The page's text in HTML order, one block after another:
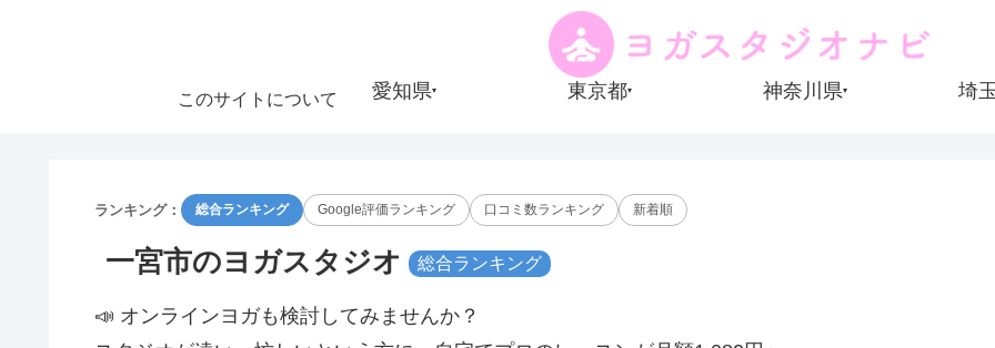
このサイトについて 愛知県▾ 東京都▾ 神奈川県▾ 埼
ランキング： 総合ランキング Google評価ランキング 口コミ数ランキング 新着順
一宮市のヨガスタジオ 総合ランキング
📣 オンラインヨガも検討してみませんか？